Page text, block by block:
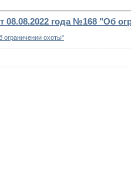
08.08.2022 года №168 "Об
ограничении охоты"